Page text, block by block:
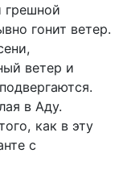
грешной
гонит ветер.
ветер и
в Аду.
как в эту
с